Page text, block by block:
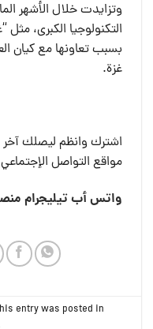
وتزايدت خلال الأشهر
التكنولوجيا الكبرى،
بسبب تعاونها مع كيان
غزة.
اشترك وانظم ليصلك آخر
مواقع التواصل
واتس أبتيليجرام
entry was posted in